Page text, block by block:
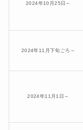
2024年10月25日～
2024年11月下旬ごろ～
2024年11月1日～